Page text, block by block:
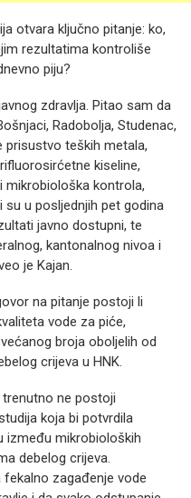
otvara ključno pitanje: ko,
rezultatima kontroliše
piju?
zdravlja. Pitao sam da
Radobolja, Studenac,
prisustvo teških metala,
kiseline,
mikrobiološka kontrola,
su u posljednjih pet godina
javno dostupni, te
kantonalnog nivoa i
je Kajan.
na pitanje postoji li
vode za piće,
broja oboljelih od
crijeva u HNK.
ne postoji
koja bi potvrdila
između mikrobioloških
debelog crijeva.
zagađenje vode